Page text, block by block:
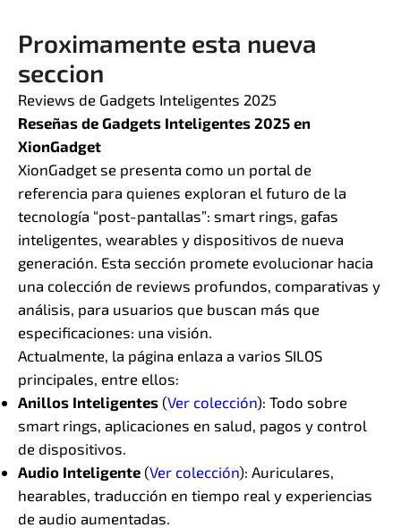
Proximamente esta nueva
seccion
Reviews de Gadgets Inteligentes 2025
Reseñas de Gadgets Inteligentes 2025 en
XionGadget
XionGadget se presenta como un portal de
referencia para quienes exploran el futuro de la
tecnología “post-pantallas”: smart rings, gafas
inteligentes, wearables y dispositivos de nueva
generación. Esta sección promete evolucionar hacia
una colección de reviews profundos, comparativas y
análisis, para usuarios que buscan más que
especificaciones: una visión.
Actualmente, la página enlaza a varios SILOS
principales, entre ellos:
Anillos Inteligentes (Ver colección): Todo sobre
smart rings, aplicaciones en salud, pagos y control
de dispositivos.
Audio Inteligente (Ver colección): Auriculares,
hearables, traducción en tiempo real y experiencias
de audio aumentadas.